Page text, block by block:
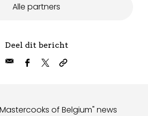
Alle partners
Deel dit bericht
of Belgium" news